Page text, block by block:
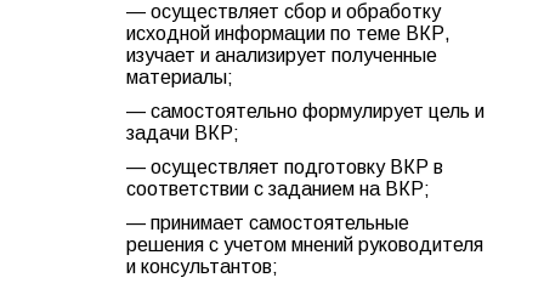
— осуществляет сбор и обработку
исходной информации по теме ВКР,
изучает и анализирует полученные
материалы;
— самостоятельно формулирует цель и
задачи ВКР;
— осуществляет подготовку ВКР в
соответствии с заданием на ВКР;
— принимает самостоятельные
решения с учетом мнений руководителя
и консультантов;